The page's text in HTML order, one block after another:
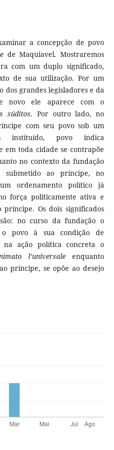
a concepção de povo
de Maquiavel. Mostraremos
com um duplo significado,
de sua utilização. Por um
dos grandes legisladores e da
novo ele aparece com o
súditos. Por outro lado, no
com seu povo sob um
instituído, povo indica
em toda cidade se contrapõe
no contexto da fundação
ao príncipe, no
ordenamento político já
força politicamente ativa e
Os dois significados
no curso da fundação o
povo à sua condição de
ação política concreta o
l’universaleenquanto
príncipe, se opõe ao desejo